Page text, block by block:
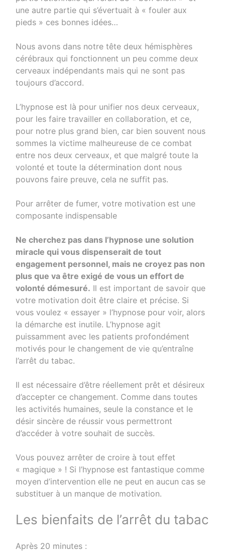
une autre partie qui s’évertuait à « fouler aux
pieds » ces bonnes idées…
Nous avons dans notre tête deux hémisphères
cérébraux qui fonctionnent un peu comme deux
cerveaux indépendants mais qui ne sont pas
toujours d’accord.
L’hypnose est là pour unifier nos deux cerveaux,
pour les faire travailler en collaboration, et ce,
pour notre plus grand bien, car bien souvent nous
sommes la victime malheureuse de ce combat
entre nos deux cerveaux, et que malgré toute la
volonté et toute la détermination dont nous
pouvons faire preuve, cela ne suffit pas.
Pour arrêter de fumer, votre motivation est une
composante indispensable
Ne cherchez pas dans l’hypnose une solution
miracle qui vous dispenserait de tout
engagement personnel, mais ne croyez pas non
plus que va être exigé de vous un effort de
volonté démesuré. Il est important de savoir que
votre motivation doit être claire et précise. Si
vous voulez « essayer » l’hypnose pour voir, alors
la démarche est inutile. L’hypnose agit
puissamment avec les patients profondément
motivés pour le changement de vie qu’entraîne
l’arrêt du tabac.
Il est nécessaire d’être réellement prêt et désireux
d’accepter ce changement. Comme dans toutes
les activités humaines, seule la constance et le
désir sincère de réussir vous permettront
d’accéder à votre souhait de succès.
Vous pouvez arrêter de croire à tout effet
« magique » ! Si l’hypnose est fantastique comme
moyen d’intervention elle ne peut en aucun cas se
substituer à un manque de motivation.
Les bienfaits de l’arrêt du tabac
Après 20 minutes :